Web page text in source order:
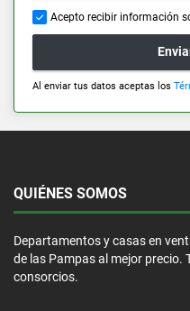
Acepto recibir información
Al enviar tus datos aceptas los
QUIÉNES SOMOS
Departamentos y casas en
de las Pampas al mejor precio.
consorcios.